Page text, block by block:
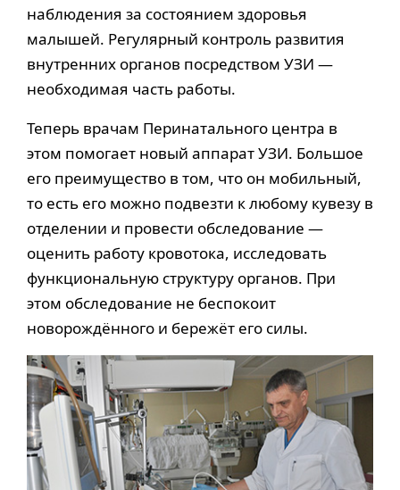
наблюдения за состоянием здоровья
малышей. Регулярный контроль развития
внутренних органов посредством УЗИ —
необходимая часть работы.
Теперь врачам Перинатального центра в
этом помогает новый аппарат УЗИ. Большое
его преимущество в том, что он мобильный,
то есть его можно подвезти к любому кувезу в
отделении и провести обследование —
оценить работу кровотока, исследовать
функциональную структуру органов. При
этом обследование не беспокоит
новорождённого и бережёт его силы.